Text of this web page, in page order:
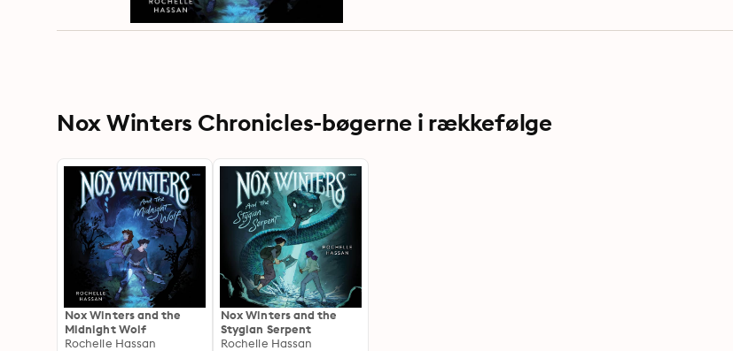
Nox Winters Chronicles-bøgerne i rækkefølge
Nox Winters and the
Midnight Wolf
Rochelle Hassan
Nox Winters and the
Stygian Serpent
Rochelle Hassan